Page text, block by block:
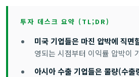
투자 데스크 요약 (TL;DR)
미국 기업들은 마진 압박에 직면
영되는 시점부터 이익률 압박이
아시아 수출 기업들은 물량(수